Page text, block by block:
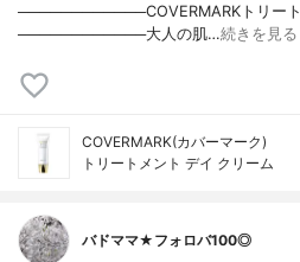
────────────COVERMARKトリー
────────────大人の肌…続きを見る
COVERMARK(カバーマーク)
トリートメント デイ クリーム
バドママ★フォロバ100◎